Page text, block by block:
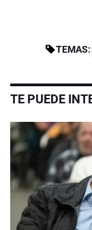
TEMAS:
TE PUEDE